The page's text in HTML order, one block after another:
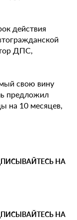
действия
ДПС,
свою вину
предложил
на 10 месяцев,
НА
НА